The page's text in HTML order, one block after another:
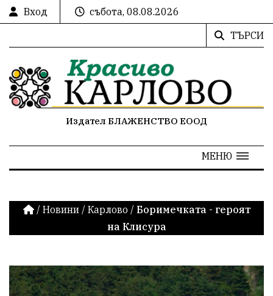
Вход
събота, 08.08.2026
ТЪРСИ
Издател БЛАЖЕНСТВО ЕООД
МЕНЮ
/ Новини / Карлово / Боримечката - героят
на Клисура